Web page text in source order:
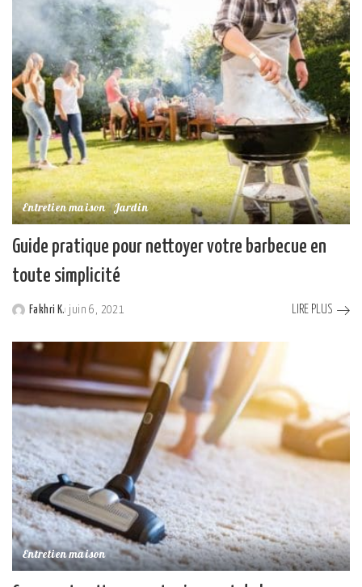
Entretien maison Jardin
Guide pratique pour nettoyer votre barbecue en
toute simplicité
Posted
Fakhri K. juin 6, 2021 LIRE PLUS
Entretien maison